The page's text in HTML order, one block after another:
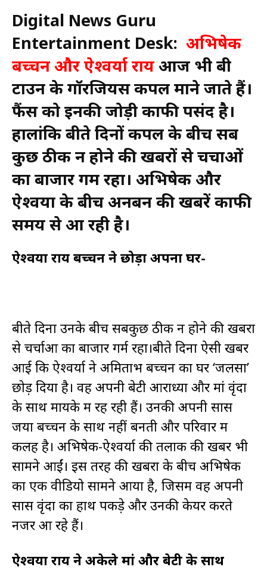
Digital News Guru
Entertainment Desk: अभिषेक
बच्चन और ऐश्वर्या रायआज भी बी
टाउन के गॉरजियस कपल माने जाते हैं।
फैंस को इनकी जोड़ी काफी पसंद है।
हालांकि बीते दिनों कपल के बीच सब
कुछ ठीक न होने की खबरों से चर्चाओं
का बाजार गर्म रहा। अभिषेक और
ऐश्वर्या के बीच अनबन की खबरें काफी
समय से आ रही है।
ऐश्वर्या राय बच्चन ने छोड़ा अपना घर-
बीते दिनों उनके बीच सबकुछ ठीक न होने की खबरों
से चर्चाओं का बाजार गर्म रहा।बीते दिनों ऐसी खबर
आई कि ऐश्वर्या ने अमिताभ बच्चन का घर ‘जलसा’
छोड़ दिया है। वह अपनी बेटी आराध्या और मां वृंदा
के साथ मायके में रह रही हैं। उनकी अपनी सास
जया बच्चन के साथ नहीं बनती और परिवार में
कलह है। अभिषेक-ऐश्वर्या की तलाक की खबरें भी
सामने आईं। इस तरह की खबरों के बीच अभिषेक
का एक वीडियो सामने आया है, जिसमें वह अपनी
सास वृंदा का हाथ पकड़े और उनकी केयर करते
नजर आ रहे हैं।
ऐश्वर्या राय ने अकेले मां और बेटी के साथ